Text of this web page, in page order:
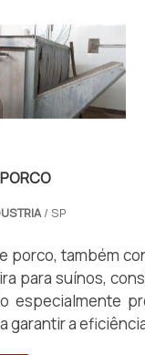
/ SP
porco, também
para suínos,
especialmente
garantir a